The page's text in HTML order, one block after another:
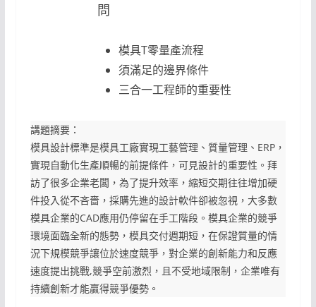
問
模具T零量產流程
須滿足的邊界條件
三合一工程師的重要性
講題摘要：
模具設計標準是模具工廠實現工藝管理、質量管理、ERP，
實現自動化生產順暢的前提條件，可見設計的重要性。拜
訪了很多企業老闆，為了提升效率，縮短交期往往增加硬
件投入從不吝嗇，採購先進的設計軟件卻被忽視，大多數
模具企業的CAD應用仍停留在手工階段。模具企業的競爭
環境面臨全新的態勢，模具交付週期短，在保證質量的情
況下規模競爭讓位於速度競爭，對企業的創新能力和反應
速度提出挑戰,競爭空前激烈，且不受地域限制，企業唯有
持續創新才能贏得競爭優勢。